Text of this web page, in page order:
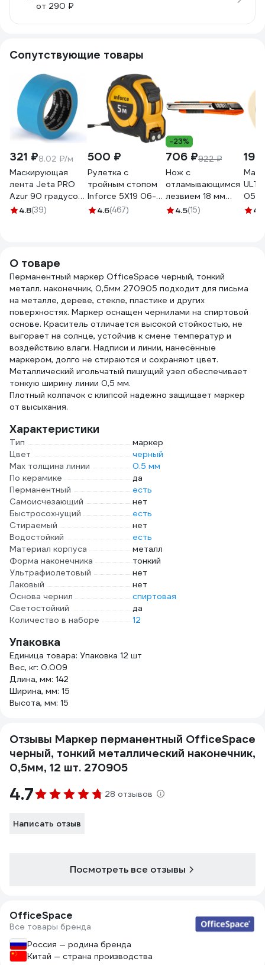
от 290 ₽
Сопутствующие товары
321 ₽8.02 ₽/м
Маскирующая
лента Jeta PRO
Azur 90 градусов
- 30 мин., голубая,
4.8(39)
500 ₽
Рулетка с
тройным стопом
Inforce 5Х19 06-
11-70
4.6(467)
-23%
706 ₽922 ₽
Нож с
отламывающимся
лезвием 18 мм
NEO Tools 63-060
4.5(15)
050
4.6
О товаре
Перманентный маркер OfficeSpace черный, тонкий
металл. наконечник, 0,5мм 270905 подходит для письма
на металле, дереве, стекле, пластике и других
поверхностях. Маркер оснащен чернилами на спиртовой
основе. Краситель отличается высокой стойкостью, не
выгорает на солнце, устойчив к смене температур и
воздействию влаги. Надписи и линии, нанесённые
маркером, долго не стираются и сохраняют цвет.
Металлический игольчатый пишущий узел обеспечивает
тонкую ширину линии 0,5 мм.
Плотный колпачок с клипсой надежно защищает маркер
от высыхания.
Характеристики
Тип
маркер
Цвет
черный
Мах толщина линии
0.5 мм
По керамике
да
Перманентный
есть
Самоисчезающий
нет
Быстросохнущий
есть
Стираемый
нет
Водостойкий
есть
Материал корпуса
металл
Форма наконечника
тонкий
Ультрафиолетовый
нет
Лаковый
нет
Основа чернил
спиртовая
Светостойкий
да
Количество в наборе
12
Упаковка
Единица товара: Упаковка 12 шт
Вес, кг: 0.009
Длина, мм: 142
Ширина, мм: 15
Высота, мм: 15
Отзывы Маркер перманентный OfficeSpace
черный, тонкий металлический наконечник,
0,5мм, 12 шт. 270905
4.7 28 отзывов
Написать отзыв
Посмотреть все отзывы
OfficeSpace
Все товары бренда
Россия — родина бренда
Китай — страна производства